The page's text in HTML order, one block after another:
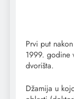
Prvi put
1999. godine
dvorišta.
Džamija u